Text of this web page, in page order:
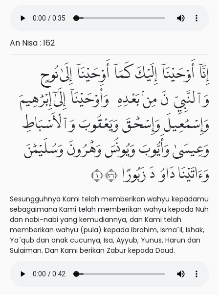
An Nisa : 162
إِنَّآ أَوْحَيْنَآ إِلَيْكَ كَمَآ أَوْحَيْنَآ إِلَىٰ نُوحٍ
وَٱلنَّبِيِّۦنَ مِنۢ بَعْدِهِۦ وَأَوْحَيْنَآ إِلَىٰٓ إِبْرَٰهِيمَ
وَإِسْمَٰعِيلَ وَإِسْحَٰقَ وَيَعْقُوبَ وَٱلْأَسْبَاطِ
وَعِيسَىٰ وَأَيُّوبَ وَيُونُسَ وَهَٰرُونَ وَسُلَيْمَٰنَ
وَءَاتَيْنَا دَاوُۥدَ زَبُورًا ١٦٣
Sesungguhnya Kami telah memberikan wahyu kepadamu
sebagaimana Kami telah memberikan wahyu kepada Nuh
dan nabi-nabi yang kemudiannya, dan Kami telah
memberikan wahyu (pula) kepada Ibrahim, Isma´il, Ishak,
Ya´qub dan anak cucunya, Isa, Ayyub, Yunus, Harun dan
Sulaiman. Dan Kami berikan Zabur kepada Daud.